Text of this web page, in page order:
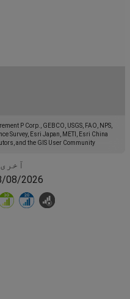
P Corp., GEBCO, USGS, FAO, NPS,
Survey, Esri Japan, METI, Esri China
and the GIS User Community
2026 03:20 UTC